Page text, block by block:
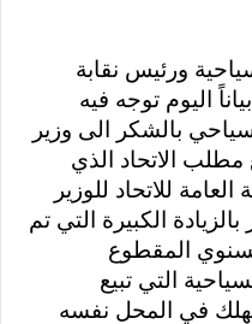
ورئيس نقابة
اليوم توجه فيه
بالشكر الى وزير
مطلب الاتحاد الذي
للاتحاد للوزير
الكبيرة التي تم
المقطوع
التي تبيع
في المحل نفسه